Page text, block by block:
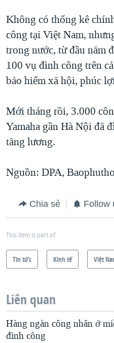
Không có thống kê
công tại Việt Nam,
trong nước, từ đầu năm
100 vụ đình công trên
bảo hiểm xã hội, phúc
Mới tháng rồi, 3.000
Yamaha gần Hà Nội đã
tăng lương.
Nguồn: DPA,
Chia sẻ Follow
This item is part of
Tin tức Kinh tế Việt
Liên quan
Hàng ngàn công nhân ở
đình công